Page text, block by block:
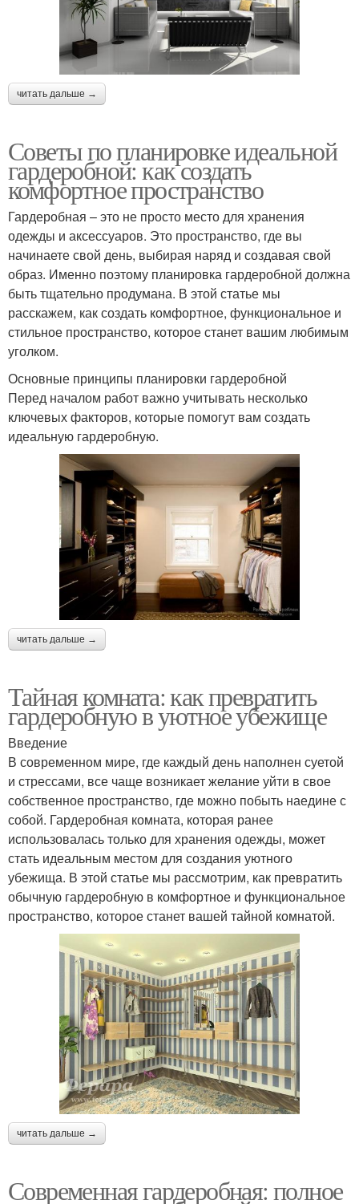
читать дальше →
Советы по планировке идеальной
гардеробной: как создать
комфортное пространство
Гардеробная – это не просто место для хранения
одежды и аксессуаров. Это пространство, где вы
начинаете свой день, выбирая наряд и создавая свой
образ. Именно поэтому планировка гардеробной должна
быть тщательно продумана. В этой статье мы
расскажем, как создать комфортное, функциональное и
стильное пространство, которое станет вашим любимым
уголком.
Основные принципы планировки гардеробной
Перед началом работ важно учитывать несколько
ключевых факторов, которые помогут вам создать
идеальную гардеробную.
читать дальше →
Тайная комната: как превратить
гардеробную в уютное убежище
Введение
В современном мире, где каждый день наполнен суетой
и стрессами, все чаще возникает желание уйти в свое
собственное пространство, где можно побыть наедине с
собой. Гардеробная комната, которая ранее
использовалась только для хранения одежды, может
стать идеальным местом для создания уютного
убежища. В этой статье мы рассмотрим, как превратить
обычную гардеробную в комфортное и функциональное
пространство, которое станет вашей тайной комнатой.
читать дальше →
Современная гардеробная: полное